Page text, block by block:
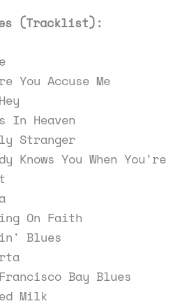
(Tracklist):
You Accuse Me
In Heaven
Stranger
Knows You When You're
On Faith
Blues
Bay Blues
Milk